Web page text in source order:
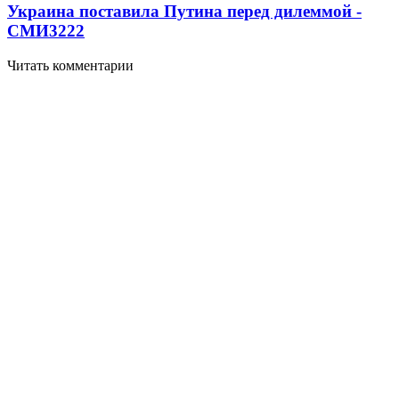
Украина поставила Путина перед дилеммой -
СМИ3222
Читать комментарии